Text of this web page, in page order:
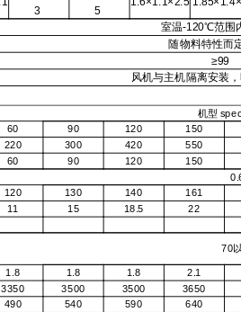
3
5
室温-120℃范围
随物料特性而
≥99
风机与主机隔离安装
机型
60 90 120 150
220 300 420 550
60 90 120 150
120 130 140 161
11 15 18.5 22
70
1.8 1.8 1.8 2.1
3350 3500 3500 3650
490 540 590 640